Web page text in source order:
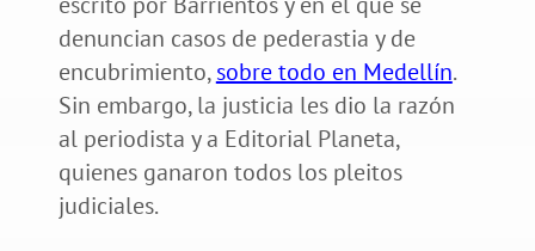
denuncian casos de pederastia y de
encubrimiento,sobre todo en Medellín.
Sin embargo, la justicia les dio la razón
al periodista y a Editorial Planeta,
quienes ganaron todos los pleitos
judiciales.